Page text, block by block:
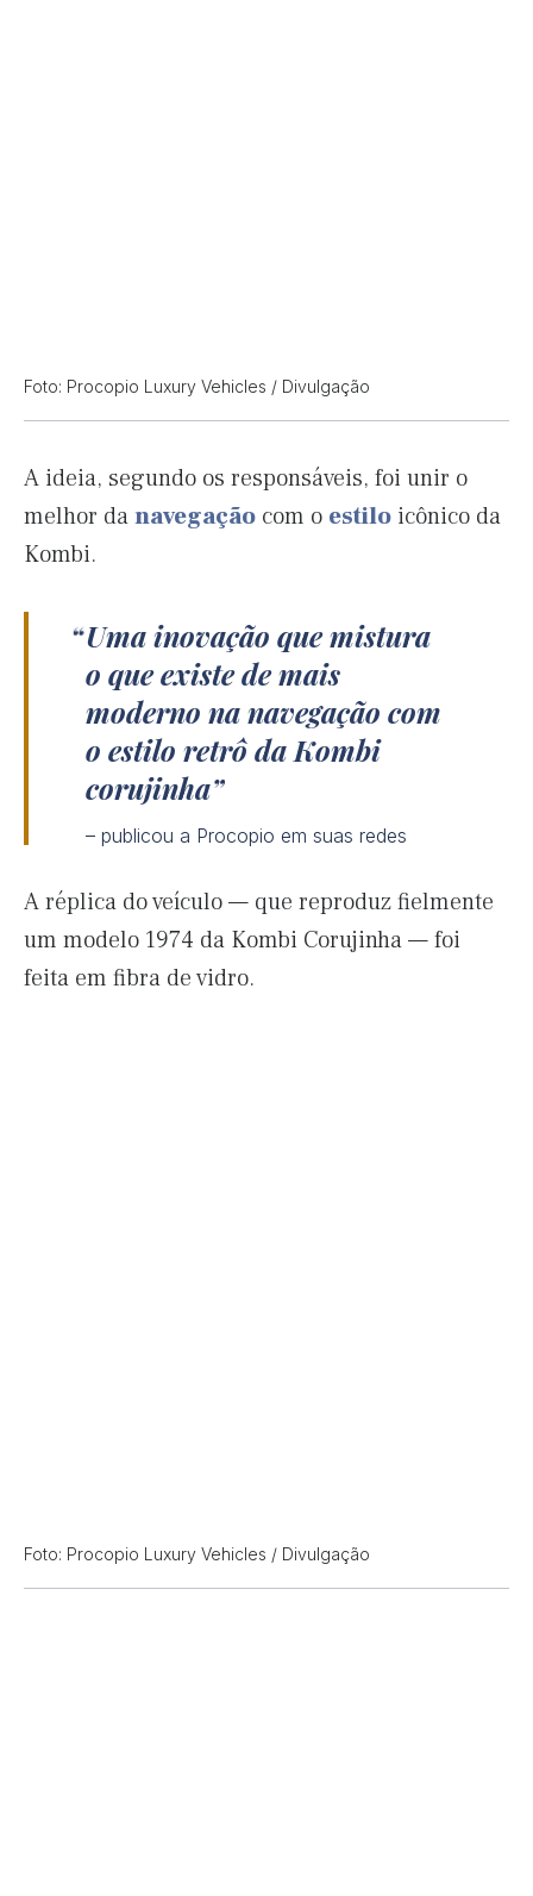
Foto: Procopio Luxury Vehicles / Divulgação
A ideia, segundo os responsáveis, foi unir o
melhor danavegação com o estilo icônico da
Kombi.
Uma inovação que mistura
o que existe de mais
moderno na navegação com
o estilo retrô da Kombi
corujinha
– publicou a Procopio em suas redes
A réplica do veículo — que reproduz fielmente
um modelo 1974 da Kombi Corujinha — foi
feita em fibra de vidro.
Foto: Procopio Luxury Vehicles / Divulgação